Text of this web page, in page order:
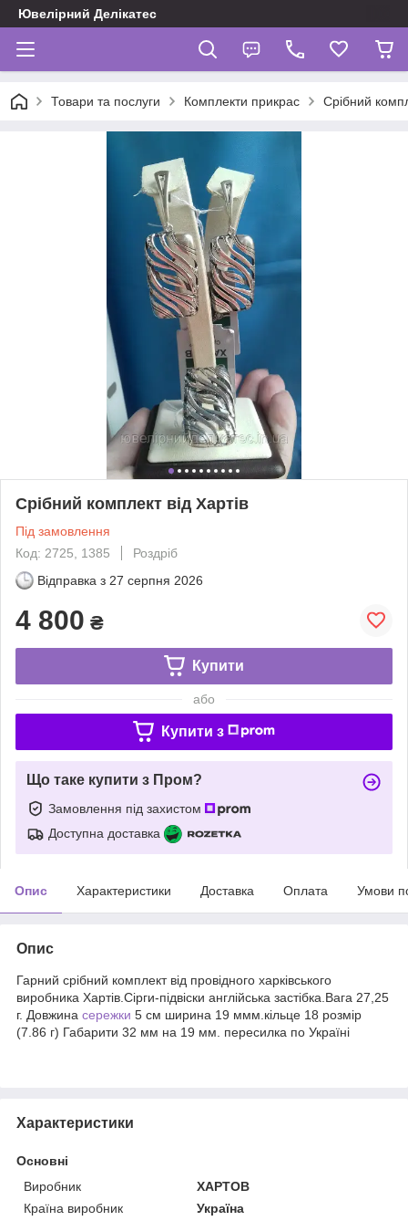
Ювелірний Делікатес
Товари та послуги Комплекти прикрас Срібний
Срібний комплект від Хартів
Під замовлення
Код: 2725, 1385
Роздріб
Відправка з 27 серпня 2026
4 800 ₴
Купити
або
Купити з
Що таке купити з Пром?
Замовлення під захистом
Доступна доставка
Опис Характеристики Доставка Оплата Умови
Опис
Гарний срібний комплект від провідного харківського
виробника Хартів.Сірги-підвіски англійська застібка.Вага 27,25
г. Довжина сережки 5 см ширина 19 ммм.кільце 18 розмір
(7.86 г) Габарити 32 мм на 19 мм. пересилка по Україні
Характеристики
Основні
Виробник
ХАРТОВ
Країна виробник
Україна